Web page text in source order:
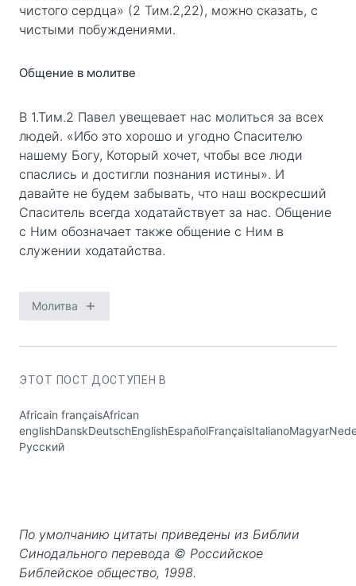
чистого сердца» (2 Тим.2,22), можно сказать, с
чистыми побуждениями.
Общение в молитве
В 1.Тим.2 Павел увещевает нас молиться за всех
людей. «Ибо это хорошо и угодно Спасителю
нашему Богу, Который хочет, чтобы все люди
спаслись и достигли познания истины». И
давайте не будем забывать, что наш воскресший
Спаситель всегда ходатайствует за нас. Общение
с Ним обозначает также общение с Ним в
служении ходатайства.
Молитва
ЭТОТ ПОСТ ДОСТУПЕН В
Africain françaisAfrican
Русский
По умолчанию цитаты приведены из Библии
Синодального перевода © Российское
Библейское общество, 1998.